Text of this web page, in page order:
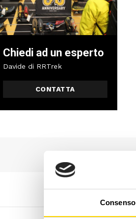
Consenso
Chiedi ad un esperto
Davide di RRTrek
CONTATTA